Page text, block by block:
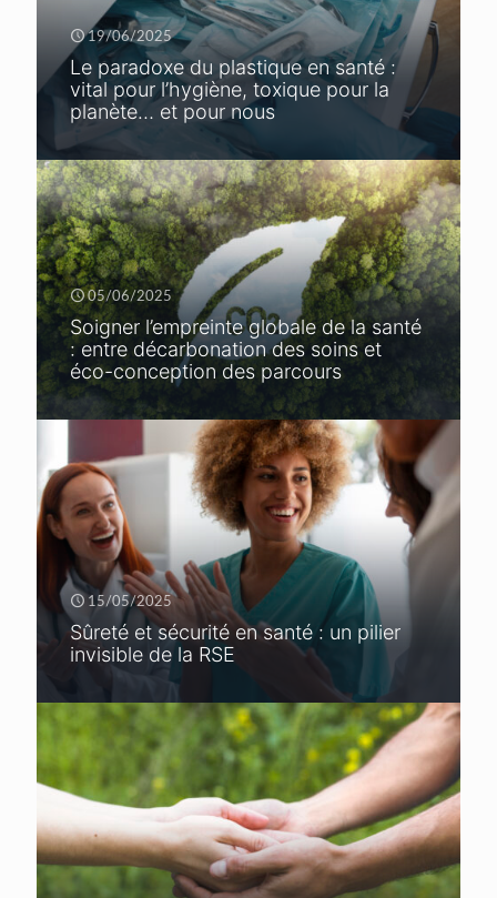
19/06/2025
Le paradoxe du plastique en santé :
vital pour l’hygiène, toxique pour la
planète… et pour nous
05/06/2025
Soigner l’empreinte globale de la santé
: entre décarbonation des soins et
éco-conception des parcours
15/05/2025
Sûreté et sécurité en santé : un pilier
invisible de la RSE